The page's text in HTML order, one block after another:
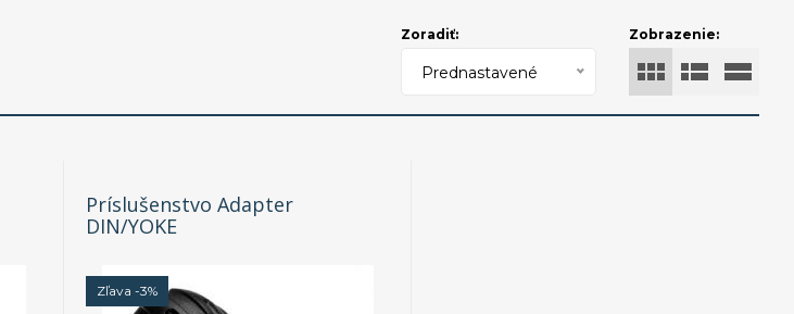
Zobrazenie:
Zoradiť:
Prednastavené
Príslušenstvo Adapter
DIN/YOKE
Zľava -3%